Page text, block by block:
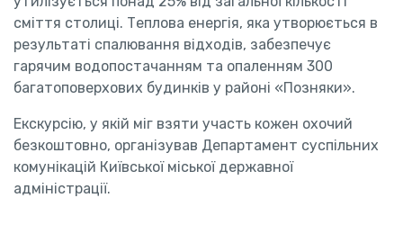
сміття столиці. Теплова енергія, яка утворюється в
результаті спалювання відходів, забезпечує
гарячим водопостачанням та опаленням 300
багатоповерхових будинків у районі «Позняки».
Екскурсію, у якій міг взяти участь кожен охочий
безкоштовно, організував Департамент суспільних
комунікацій Київської міської державної
адміністрації.